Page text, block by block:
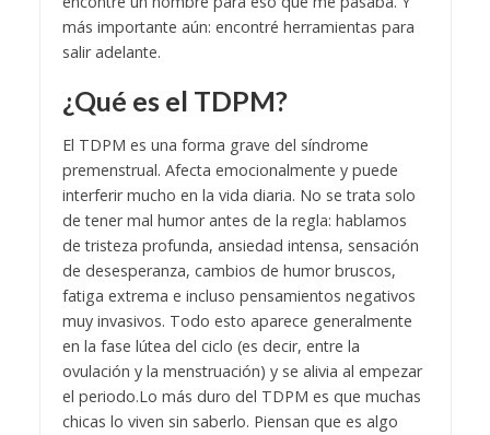
más importante aún: encontré herramientas para
salir adelante.
¿Qué es el TDPM?
El TDPM es una forma grave del síndrome
premenstrual. Afecta emocionalmente y puede
interferir mucho en la vida diaria. No se trata solo
de tener mal humor antes de la regla: hablamos
de tristeza profunda, ansiedad intensa, sensación
de desesperanza, cambios de humor bruscos,
fatiga extrema e incluso pensamientos negativos
muy invasivos. Todo esto aparece generalmente
en la fase lútea del ciclo (es decir, entre la
ovulación y la menstruación) y se alivia al empezar
el periodo.Lo más duro del TDPM es que muchas
chicas lo viven sin saberlo. Piensan que es algo